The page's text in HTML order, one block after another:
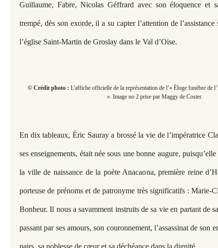
Guillaume, Fabre, Nicolas Géffrard avec son éloquence et
trempé, dès son exorde, il a su capter l’attention de l’assistance
l’église Saint-Martin de Groslay dans le Val d’Oise.
© Crédit photo : L'affiche officielle de la représentation de l’« Éloge funèbre de
». Image no 2 prise par Maggy de Coster.
En dix tableaux, Éric Sauray a brossé la vie de l’impératrice
ses enseignements, était née sous une bonne augure,
la ville de naissance de la poète Anacaona, première reine
porteuse de prénoms et de patronyme très significatifs : Marie-
Bonheur. Il nous a savamment instruits de sa vie en partant de
passant par ses amours, son couronnement, l’assassinat de son
pairs, sa noblesse de cœur et sa déchéance dans la dignité.